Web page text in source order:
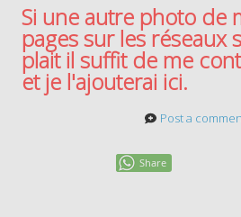
Si une autre photo de
pages sur les réseaux
plait il suffit de me
et je l'ajouterai ici.
Post a
Share